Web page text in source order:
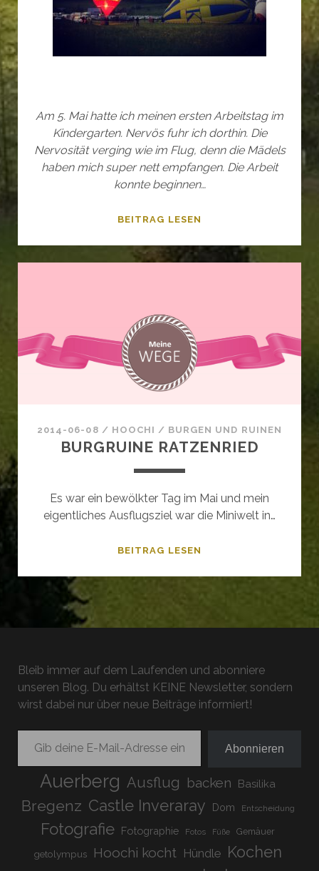
Am 5. Mai hatte ich meinen ersten Arbeitstag im
Kindergarten. Nervös fuhr ich dorthin. Die
Nervosität verging wie im Flug, denn die Mädels
haben mich super nett empfangen. Die Arbeit
konnte beginnen…
BEITRAG LESEN
2014-06-08 / HOOCHI / BURGEN UND RUINEN
BURGRUINE RATZENRIED
Es war ein bewölkter Tag im Mai und mein
eigentliches Ausflugsziel war die Miniwelt in…
BEITRAG LESEN
Bleib immer auf dem Laufenden und abonniere
unseren Blog. Du erhältst KEINE Newsletter, sondern
wirst dabei nur über neue Beiträge informiert!
Gib deine E-Mail-Adresse ein ...
Abonnieren
Auerberg Ausflug backen Basilika
Bregenz Castle Inveraray Dom Entscheidung
Fotografie Fotographie Fotos Füße Gemäuer
getolympus Hoochi kocht Hündle Kochen